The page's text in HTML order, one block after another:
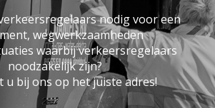
nodig voor een
wegwerkzaamheden
waarbij verkeersregelaars
noodzakelijk zijn?
u bij ons op het juiste adres!